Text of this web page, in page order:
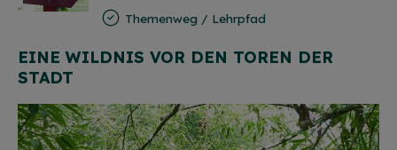
Themenweg / Lehrpfad
EINE WILDNIS VOR DEN TOREN DER
STADT